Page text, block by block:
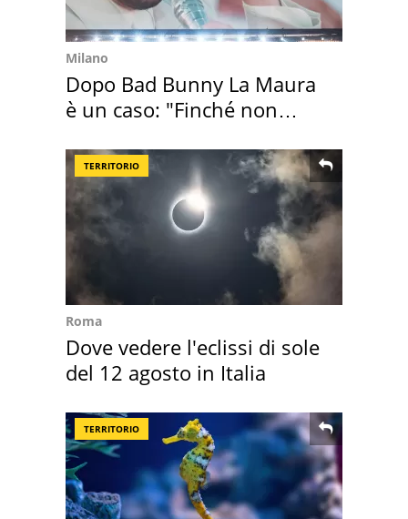
Milano
Dopo Bad Bunny La Maura
è un caso: "Finché non
TERRITORIO
Roma
Dove vedere l'eclissi di sole
del 12 agosto in Italia
TERRITORIO